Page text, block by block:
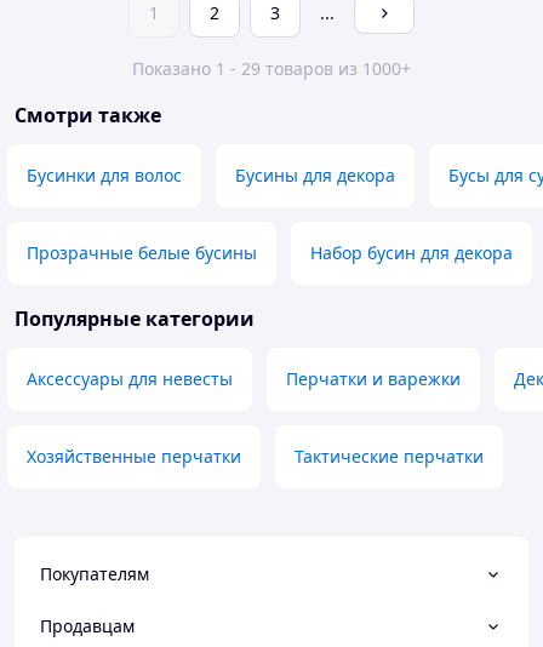
1 2 3 ...
Показано 1 - 29 товаров из 1000+
Смотри также
Бусинки для волос Бусины для декора Бусы для
Прозрачные белые бусины Набор бусин для декора
Популярные категории
Аксессуары для невесты Перчатки и варежки
Хозяйственные перчатки Тактические перчатки
Покупателям
Продавцам